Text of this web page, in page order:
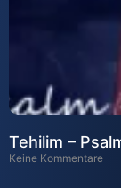
Tehilim –
Keine Kommentare